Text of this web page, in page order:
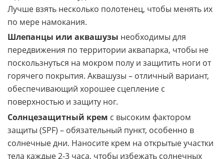
и для того, чтобы удобно лежать на шезлонге.
Лучше взять несколько полотенец, чтобы менять их
по мере намокания.
Шлепанцы или аквашузынеобходимы для
передвижения по территории аквапарка, чтобы не
поскользнуться на мокром полу и защитить ноги от
горячего покрытия. Аквашузы – отличный вариант,
обеспечивающий хорошее сцепление с
поверхностью и защиту ног.
Солнцезащитный кремс высоким фактором
защиты (SPF) – обязательный пункт, особенно в
солнечные дни. Наносите крем на открытые участки